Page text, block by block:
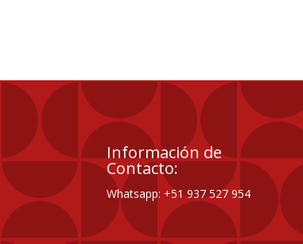
Información de
Contacto:
Whatsapp: +51 937 527 954